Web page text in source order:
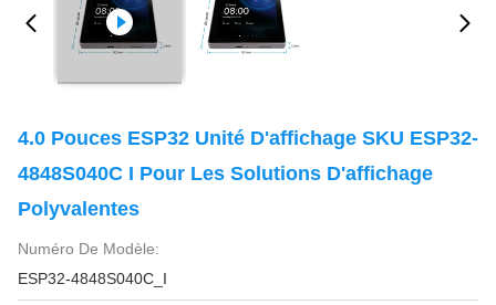
4.0 Pouces ESP32 Unité D'affichage SKU ESP32-
4848S040C I Pour Les Solutions D'affichage
Polyvalentes
Numéro De Modèle:
ESP32-4848S040C_I